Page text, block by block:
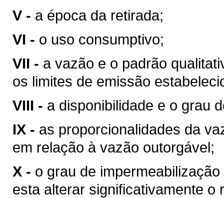
V - a época da retirada;
VI - o uso consumptivo;
VII - a vazão e o padrão
os limites de emissão
VIII - a disponibilidade e o grau
IX - as proporcionalidades da
em relação à vazão outorgável;
X - o grau de
esta alterar significativamente o